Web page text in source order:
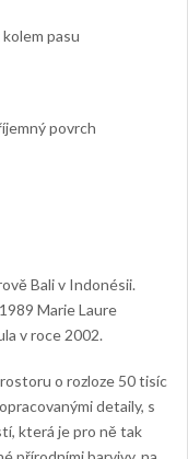
pasu
povrch
Bali v Indonésii.
Marie Laure
v roce 2002.
o rozloze 50 tisíc
detaily, s
která je pro ně tak